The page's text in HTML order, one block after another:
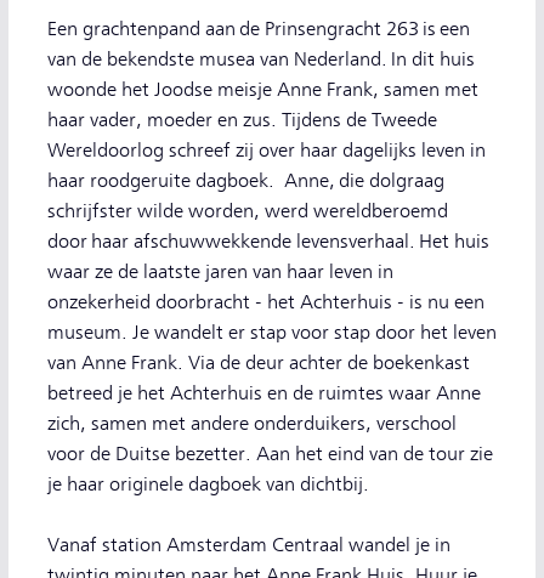
Een grachtenpand aan de Prinsengracht 263 is een
van de bekendste musea van Nederland. In dit huis
woonde het Joodse meisje Anne Frank, samen met
haar vader, moeder en zus. Tijdens de Tweede
Wereldoorlog schreef zij over haar dagelijks leven in
haar roodgeruite dagboek. Anne, die dolgraag
schrijfster wilde worden, werd wereldberoemd
door haar afschuwwekkende levensverhaal. Het huis
waar ze de laatste jaren van haar leven in
onzekerheid doorbracht - het Achterhuis - is nu een
museum. Je wandelt er stap voor stap door het leven
van Anne Frank. Via de deur achter de boekenkast
betreed je het Achterhuis en de ruimtes waar Anne
zich, samen met andere onderduikers, verschool
voor de Duitse bezetter. Aan het eind van de tour zie
je haar originele dagboek van dichtbij.
Vanaf station Amsterdam Centraal wandel je in